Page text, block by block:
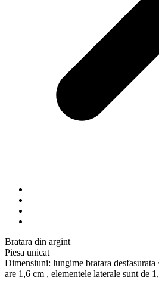
Bratara din argint
Piesa unicat
Dimensiuni: lungime bratara
are 1,6 cm , elementele laterale sunt de